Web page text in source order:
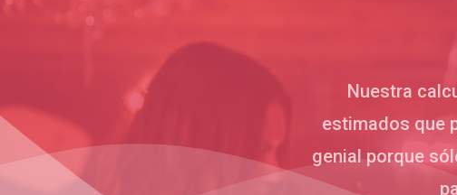
Nuestra
estimados que
genial porque